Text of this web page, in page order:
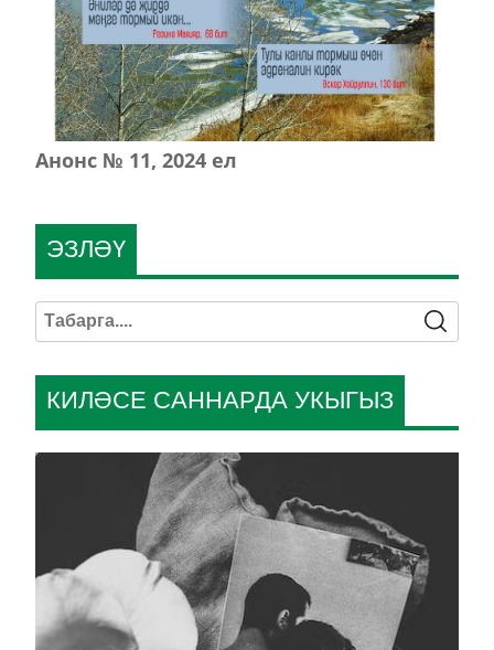
Анонс № 11, 2024 ел
КИЛӘСЕ САННАРДА УКЫГЫЗ
ЭЗЛӘҮ